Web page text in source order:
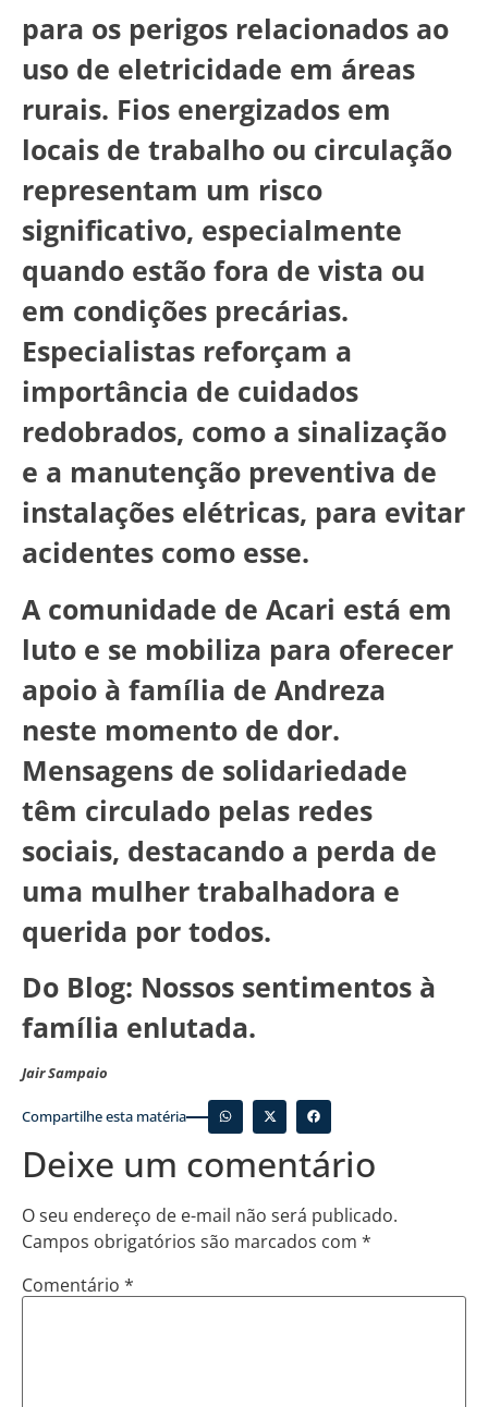
para os perigos relacionados ao
uso de eletricidade em áreas
rurais. Fios energizados em
locais de trabalho ou circulação
representam um risco
significativo, especialmente
quando estão fora de vista ou
em condições precárias.
Especialistas reforçam a
importância de cuidados
redobrados, como a sinalização
e a manutenção preventiva de
instalações elétricas, para evitar
acidentes como esse.
A comunidade de Acari está em
luto e se mobiliza para oferecer
apoio à família de Andreza
neste momento de dor.
Mensagens de solidariedade
têm circulado pelas redes
sociais, destacando a perda de
uma mulher trabalhadora e
querida por todos.
Do Blog: Nossos sentimentos à
família enlutada.
Jair Sampaio
Compartilhe esta matéria
Deixe um comentário
O seu endereço de e-mail não será publicado.
Campos obrigatórios são marcados com *
Comentário *